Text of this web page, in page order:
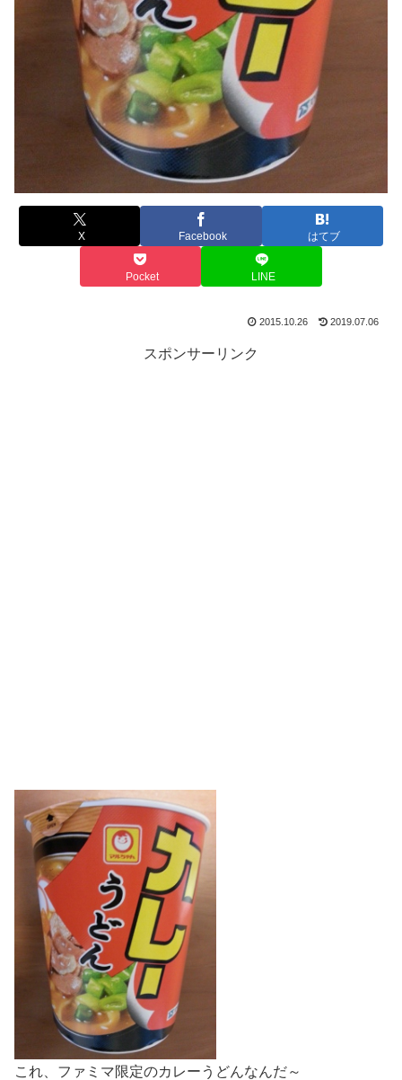
X Facebook はてブ
Pocket LINE
2015.10.26 2019.07.06
スポンサーリンク
これ、ファミマ限定のカレーうどんなんだ～